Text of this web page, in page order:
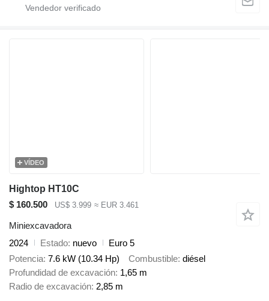
VÍDEO
Hightop HT10C
$ 160.500
US$ 3.999 ≈ EUR 3.461
Miniexcavadora
2024
Estado nuevo
Euro 5
Potencia 7.6 kW (10.34 Hp) Combustible diésel
Profundidad de excavación 1,65 m
Radio de excavación 2,85 m